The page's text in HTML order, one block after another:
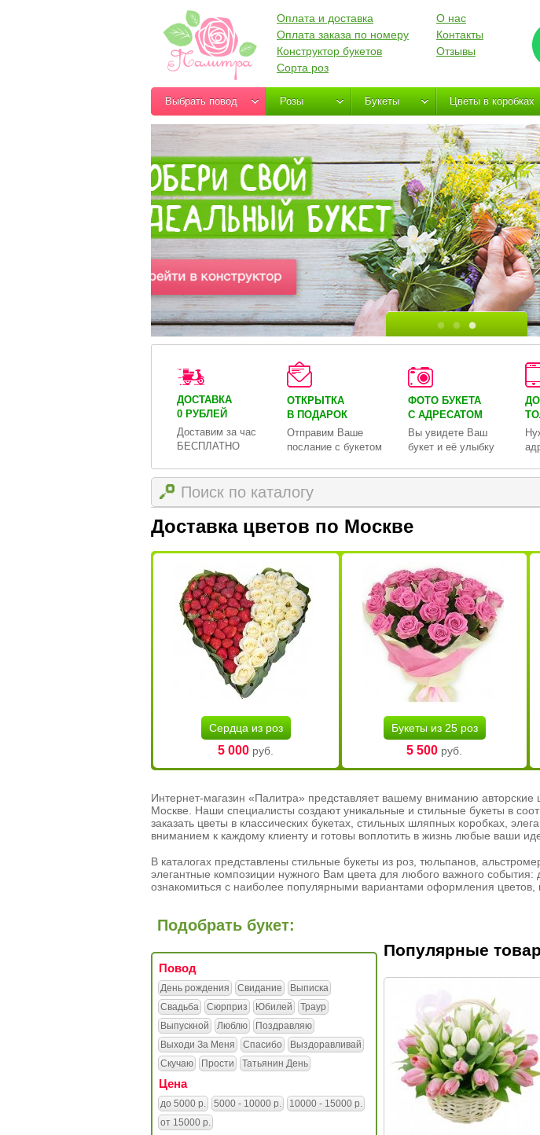
Оплата и доставка
Оплата заказа по номеру
Конструктор букетов
Сорта роз
О нас
Контакты
Отзывы
Выбрать повод Розы Букеты Цветы в коробках
ДОСТАВКА
0 РУБЛЕЙ
Доставим за час
БЕСПЛАТНО
ОТКРЫТКА
В ПОДАРОК
Отправим Ваше
послание с букетом
ФОТО БУКЕТА
С АДРЕСАТОМ
Вы увидете Ваш
букет и её улыбку
Доставка цветов по Москве
Сердца из роз
5 000 руб.
Букеты из 25 роз
5 500 руб.
Интернет-магазин «Палитра» представляет вашему вниманию
Москве. Наши специалисты создают уникальные и стильные букеты в
заказать цветы в классических букетах, стильных шляпных коробках,
вниманием к каждому клиенту и готовы воплотить в жизнь любые ваши
В каталогах представлены стильные букеты из роз, тюльпанов,
элегантные композиции нужного Вам цвета для любого важного
ознакомиться с наиболее популярными вариантами оформления
Подобрать букет:
Повод
День рождения Свидание
Выписка
Свадьба
Сюрприз Юбилей
Траур
Выпускной
Люблю
Поздравляю
Выходи За Меня
Спасибо
Выздоравливай
Скучаю
Прости Татьянин День
Цена
до 5000 р. 5000 - 10000 р.
10000 - 15000 р.
от 15000 р.
Популярные